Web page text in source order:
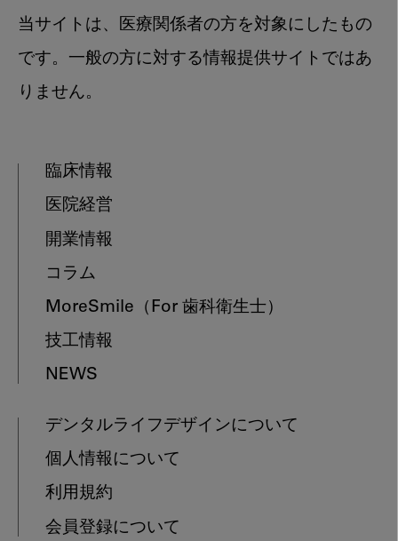
当サイトは、医療関係者の方を対象にしたもの
です。一般の方に対する情報提供サイトではあ
りません。
臨床情報
医院経営
開業情報
コラム
MoreSmile （For 歯科衛生士）
技工情報
NEWS
デンタルライフデザインについて
個人情報について
利用規約
会員登録について